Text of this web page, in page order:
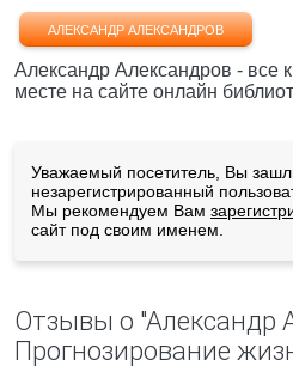
АЛЕКСАНДР АЛЕКСАНДРОВ
Александр Александров - все
месте на сайте онлайн
Уважаемый посетитель, Вы
незарегистрированный
Мы рекомендуем Вам
сайт под своим именем.
Отзывы о "Александр
Прогнозирование